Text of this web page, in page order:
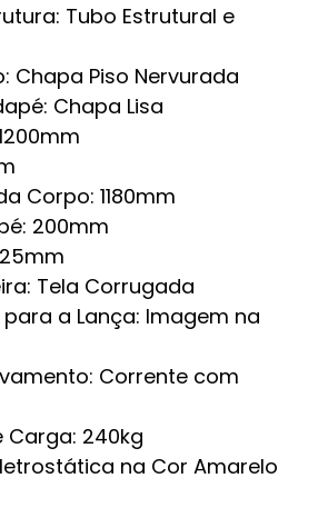
Tubo Estrutural e
Chapa Piso Nervurada
Chapa Lisa
Corpo: 1180mm
200mm
Tela Corrugada
a Lança: Imagem na
Corrente com
240kg
na Cor Amarelo